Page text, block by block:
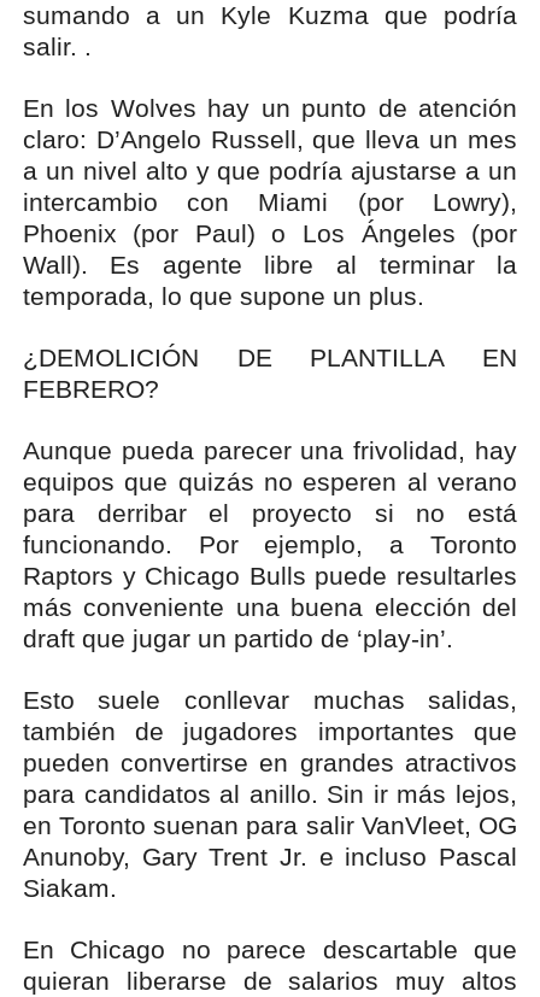
sumando a un Kyle Kuzma que podría
salir. .
En los Wolves hay un punto de atención
claro: D’Angelo Russell, que lleva un mes
a un nivel alto y que podría ajustarse a un
intercambio con Miami (por Lowry),
Phoenix (por Paul) o Los Ángeles (por
Wall). Es agente libre al terminar la
temporada, lo que supone un plus.
¿DEMOLICIÓN DE PLANTILLA EN
FEBRERO?
Aunque pueda parecer una frivolidad, hay
equipos que quizás no esperen al verano
para derribar el proyecto si no está
funcionando. Por ejemplo, a Toronto
Raptors y Chicago Bulls puede resultarles
más conveniente una buena elección del
draft que jugar un partido de ‘play-in’.
Esto suele conllevar muchas salidas,
también de jugadores importantes que
pueden convertirse en grandes atractivos
para candidatos al anillo. Sin ir más lejos,
en Toronto suenan para salir VanVleet, OG
Anunoby, Gary Trent Jr. e incluso Pascal
Siakam.
En Chicago no parece descartable que
quieran liberarse de salarios muy altos